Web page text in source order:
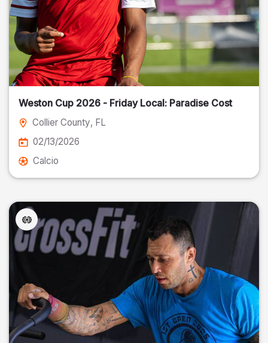
Weston Cup 2026 - Friday Local: Paradise Cost
Collier County, FL
02/13/2026
Calcio